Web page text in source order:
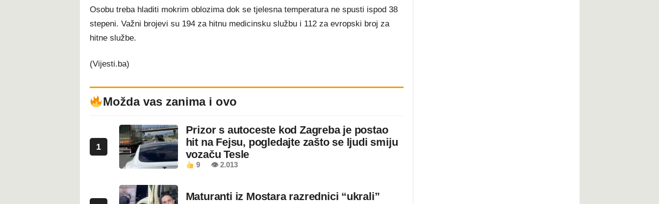
Osobu treba hladiti mokrim oblozima dok se tjelesna temperatura ne spusti ispod 38
stepeni. Važni brojevi su 194 za hitnu medicinsku službu i 112 za evropski broj za
hitne službe.
(Vijesti.ba)
Možda vas zanima i ovo
1
Prizor s autoceste kod Zagreba je postao
hit na Fejsu, pogledajte zašto se ljudi smiju
vozaču Tesle
9 👁 2.013
Maturanti iz Mostara razrednici “ukrali”